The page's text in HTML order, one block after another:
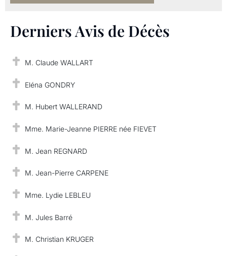
Derniers Avis de Décès
M. Claude WALLART
Eléna GONDRY
M. Hubert WALLERAND
Mme. Marie-Jeanne PIERRE née FIEVET
M. Jean REGNARD
M. Jean-Pierre CARPENE
Mme. Lydie LEBLEU
M. Jules Barré
M. Christian KRUGER